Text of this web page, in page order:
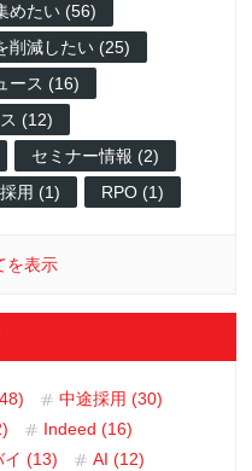
めたい (56)
削減したい (25)
ース (16)
(12)
セミナー情報 (2)
用 (1) RPO (1)
を表示
中途採用 (30)
Indeed (16)
イ (13)
AI (12)